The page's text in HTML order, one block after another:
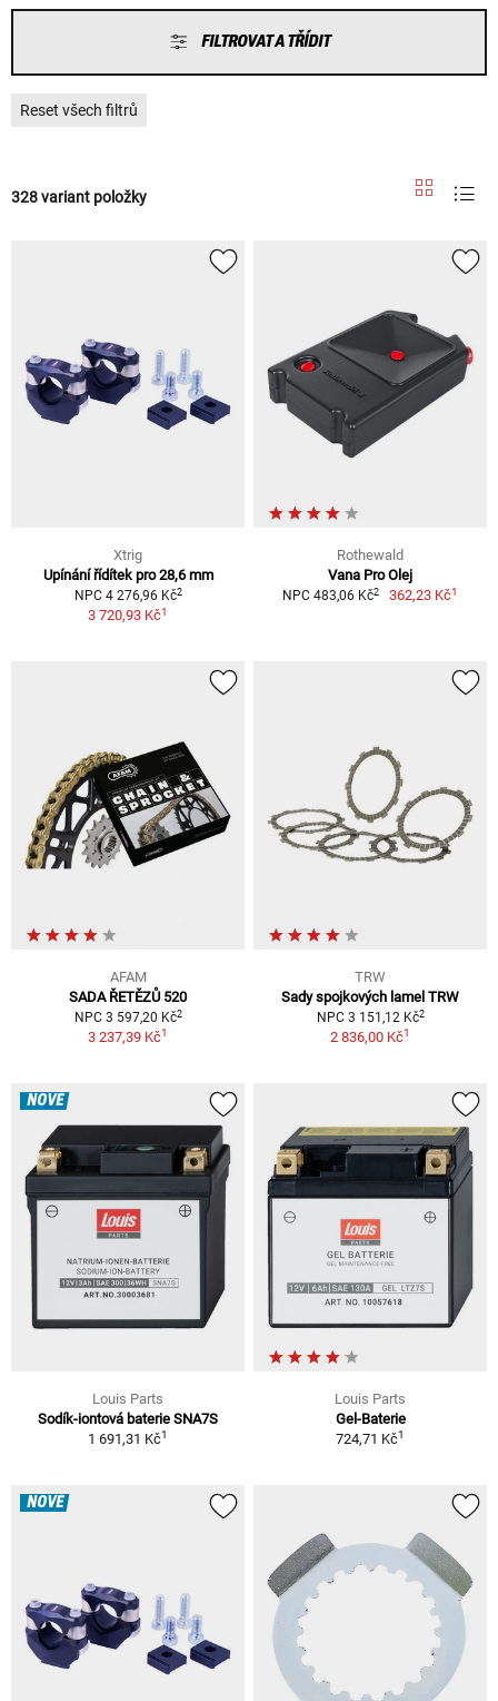
FILTROVAT A TŘÍDIT
Reset všech filtrů
328 variant položky
Xtrig
Upínání řídítek pro 28,6 mm
NPC 4 276,96 Kč2
3 720,93 Kč1
Rothewald
Vana Pro Olej
NPC 483,06 Kč2 362,23 Kč1
AFAM
SADA ŘETĚZŮ 520
NPC 3 597,20 Kč2
3 237,39 Kč1
TRW
Sady spojkových lamel TRW
NPC 3 151,12 Kč2
2 836,00 Kč1
NOVÉ
Louis Parts
Sodík-iontová baterie SNA7S
1 691,31 Kč1
Louis Parts
Gel-Baterie
724,71 Kč1
NOVÉ